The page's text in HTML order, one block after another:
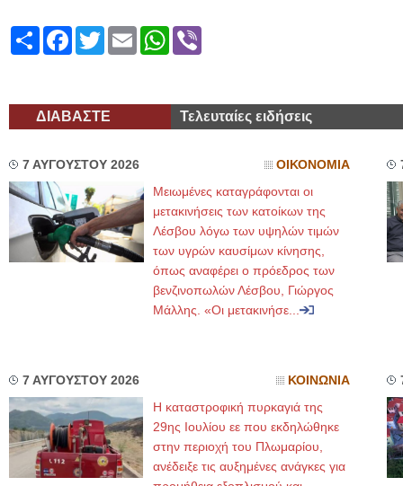
ShareFacebook
TwitterEmailWhatsApp
ΔΙΑΒΑΣΤΕ Τελευταίες ειδήσεις
7 ΑΥΓΟΥΣΤΟΥ 2026 ΟΙΚΟΝΟΜΙΑ
Μειωμένες καταγράφονται οι
μετακινήσεις των κατοίκων της
Λέσβου λόγω των υψηλών τιμών
των υγρών καυσίμων κίνησης,
όπως αναφέρει ο πρόεδρος των
βενζινοπωλών Λέσβου, Γιώργος
Μάλλης. «Οι μετακινήσε...
7 ΑΥΓΟΥΣΤΟΥ 2026 ΚΟΙΝΩΝΙΑ
Η καταστροφική πυρκαγιά της
29ης Ιουλίου εε που εκδηλώθηκε
στην περιοχή του Πλωμαρίου,
ανέδειξε τις αυξημένες ανάγκες για